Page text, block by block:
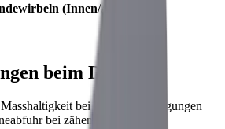
(Innen/Aussen)
beim Drehen
bei langen Auskragungen
bei zähen Materialien